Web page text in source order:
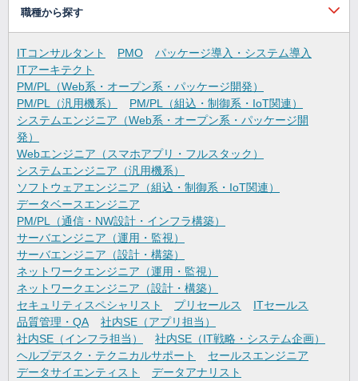
職種から探す
ITコンサルタント PMO
パッケージ導入・システム導入
ITアーキテクト
PM/PL（Web系・オープン系・パッケージ開発）
PM/PL（汎用機系）
PM/PL（組込・制御系・IoT関連）
システムエンジニア（Web系・オープン系・パッケージ開
発）
Webエンジニア（スマホアプリ・フルスタック）
システムエンジニア（汎用機系）
ソフトウェアエンジニア（組込・制御系・IoT関連）
データベースエンジニア
PM/PL（通信・NW設計・インフラ構築）
サーバエンジニア（運用・監視）
サーバエンジニア（設計・構築）
ネットワークエンジニア（運用・監視）
ネットワークエンジニア（設計・構築）
セキュリティスペシャリスト
プリセールス
ITセールス
品質管理・QA
社内SE（アプリ担当）
社内SE（インフラ担当）
社内SE（IT戦略・システム企画）
ヘルプデスク・テクニカルサポート
セールスエンジニア
データサイエンティスト
データアナリスト